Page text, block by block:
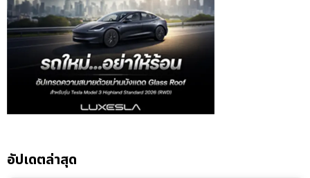
อัปเดตล่าสุด